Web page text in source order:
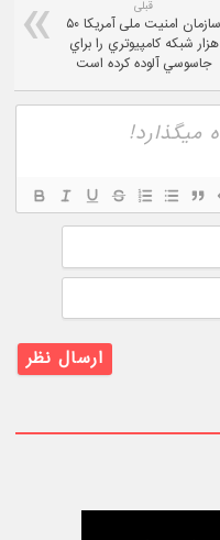
قبلی
سازمان امنیت ملی آمریکا ۵۰
هزار شبکه کامپيوتري را براي
جاسوسي آلوده کرده است
نام
ایمیل